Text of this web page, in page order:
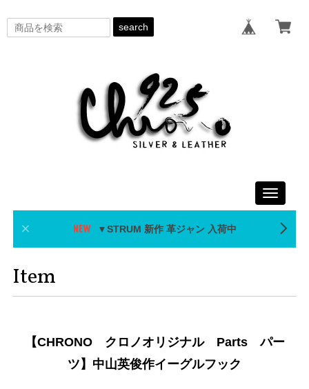
search
Toggle
▼STRUM 新作 革ジャン 入荷中
Item
【CHRONO クロノオリジナル Parts パー
ツ】中山英俊作イーグルフック